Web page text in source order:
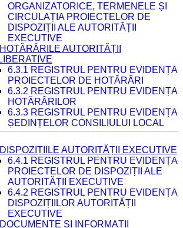
ORGANIZATORICE, TERMENELE ȘI
CIRCULAȚIA PROIECTELOR DE
DISPOZIȚII ALE AUTORITĂȚII
EXECUTIVE
AUTORITĂȚII
6.3.1 REGISTRUL PENTRU EVIDENȚA
PROIECTELOR DE HOTĂRÂRI
6.3.2 REGISTRUL PENTRU EVIDENȚA
HOTĂRÂRILOR
6.3.3 REGISTRUL PENTRU EVIDENȚA
ȘEDINȚELOR CONSILIULUI LOCAL
AUTORITĂȚII EXECUTIVE
6.4.1 REGISTRUL PENTRU EVIDENȚA
PROIECTELOR DE DISPOZIȚII ALE
AUTORITĂȚII EXECUTIVE
6.4.2 REGISTRUL PENTRU EVIDENȚA
DISPOZIȚIILOR AUTORITĂȚII
EXECUTIVE
ȘI INFORMAȚII